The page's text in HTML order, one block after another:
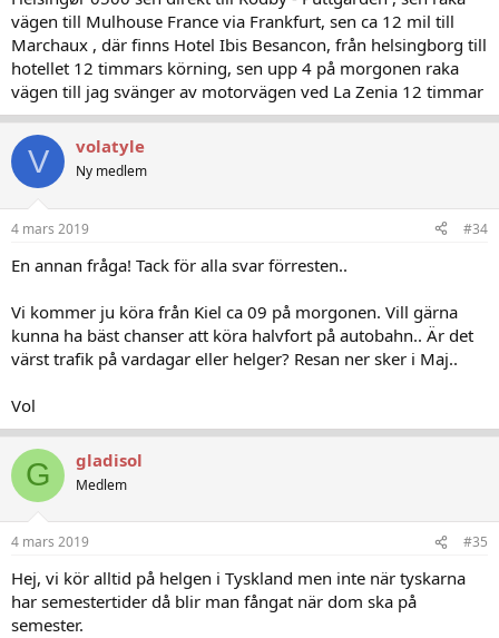
vägen till Mulhouse France via Frankfurt, sen ca 12 mil till
Marchaux , där finns Hotel Ibis Besancon, från helsingborg till
hotellet 12 timmars körning, sen upp 4 på morgonen raka
vägen till jag svänger av motorvägen ved La Zenia 12 timmar
V volatyle
Ny medlem
4 mars 2019 #34
En annan fråga! Tack för alla svar förresten..
Vi kommer ju köra från Kiel ca 09 på morgonen. Vill gärna
kunna ha bäst chanser att köra halvfort på autobahn.. Är det
värst trafik på vardagar eller helger? Resan ner sker i Maj..
Vol
G gladisol
Medlem
4 mars 2019 #35
Hej, vi kör alltid på helgen i Tyskland men inte när tyskarna
har semestertider då blir man fångat när dom ska på
semester.